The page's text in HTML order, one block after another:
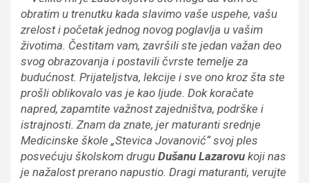
obratim u trenutku kada slavimo vaše uspehe, vašu
zrelost i početak jednog novog poglavlja u vašim
životima. Čestitam vam, završili ste jedan važan deo
svog obrazovanja i postavili čvrste temelje za
budućnost. Prijateljstva, lekcije i sve ono kroz šta ste
prošli oblikovalo vas je kao ljude. Dok koračate
napred, zapamtite važnost zajedništva, podrške i
istrajnosti. Znam da znate, jer maturanti srednje
Medicinske škole „Stevica Jovanović“ svoj ples
posvećuju školskom drugu Dušanu Lazarovu koji nas
je nažalost prerano napustio. Dragi maturanti, verujte